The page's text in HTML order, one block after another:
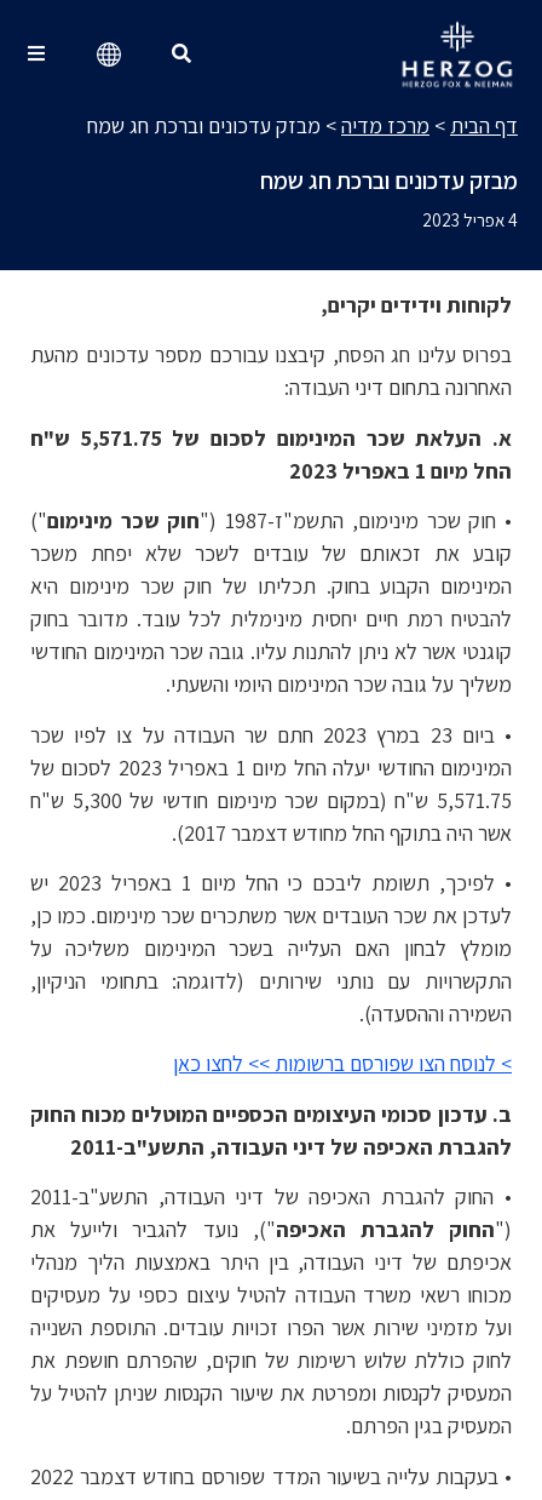
דף הבית > מרכז מדיה> מבזק עדכונים וברכת חג שמח
מבזק עדכונים וברכת חג שמח
4 אפריל 2023
לקוחות וידידים יקרים,
בפרוס עלינו חג הפסח, קיבצנו עבורכם מספר עדכונים מהעת
האחרונה בתחום דיני העבודה:
א. העלאת שכר המינימום לסכום של 5,571.75 ש"ח
החל מיום 1 באפריל 2023
• חוק שכר מינימום, התשמ"ז-1987 ("
חוק שכר מינימום")
קובע את זכאותם של עובדים לשכר שלא יפחת משכר
המינימום הקבוע בחוק. תכליתו של חוק שכר מינימום היא
להבטיח רמת חיים יחסית מינימלית לכל עובד. מדובר בחוק
קוגנטי אשר לא ניתן להתנות עליו. גובה שכר המינימום החודשי
משליך על גובה שכר המינימום היומי והשעתי.
• ביום 23 במרץ 2023 חתם שר העבודה על צו לפיו שכר
המינימום החודשי יעלה החל מיום 1 באפריל 2023 לסכום של
5,571.75 ש"ח (במקום שכר מינימום חודשי של 5,300 ש"ח
אשר היה בתוקף החל מחודש דצמבר 2017).
• לפיכך, תשומת ליבכם כי החל מיום 1 באפריל 2023 יש
לעדכן את שכר העובדים אשר משתכרים שכר מינימום. כמו כן,
מומלץ לבחון האם העלייה בשכר המינימום משליכה על
התקשרויות עם נותני שירותים (לדוגמה: בתחומי הניקיון,
השמירה וההסעדה).
> לנוסח הצו שפורסם ברשומות >> לחצו כאן
ב. עדכון סכומי העיצומים הכספיים המוטלים מכוח החוק
להגברת האכיפה של דיני העבודה, התשע"ב-2011
• החוק להגברת האכיפה של דיני העבודה, התשע"ב-2011
("החוק להגברת האכיפה"), נועד להגביר ולייעל את
אכיפתם של דיני העבודה, בין היתר באמצעות הליך מנהלי
מכוחו רשאי משרד העבודה להטיל עיצום כספי על מעסיקים
ועל מזמיני שירות אשר הפרו זכויות עובדים. התוספת השנייה
לחוק כוללת שלוש רשימות של חוקים, שהפרתם חושפת את
המעסיק לקנסות ומפרטת את שיעור הקנסות שניתן להטיל על
המעסיק בגין הפרתם.
• בעקבות עלייה בשיעור המדד שפורסם בחודש דצמבר 2022